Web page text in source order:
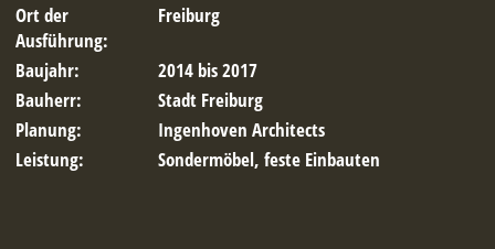
Ort der
Ausführung:
Freiburg
Baujahr:
2014 bis 2017
Bauherr:
Stadt Freiburg
Planung:
Ingenhoven Architects
Leistung:
Sondermöbel, feste Einbauten